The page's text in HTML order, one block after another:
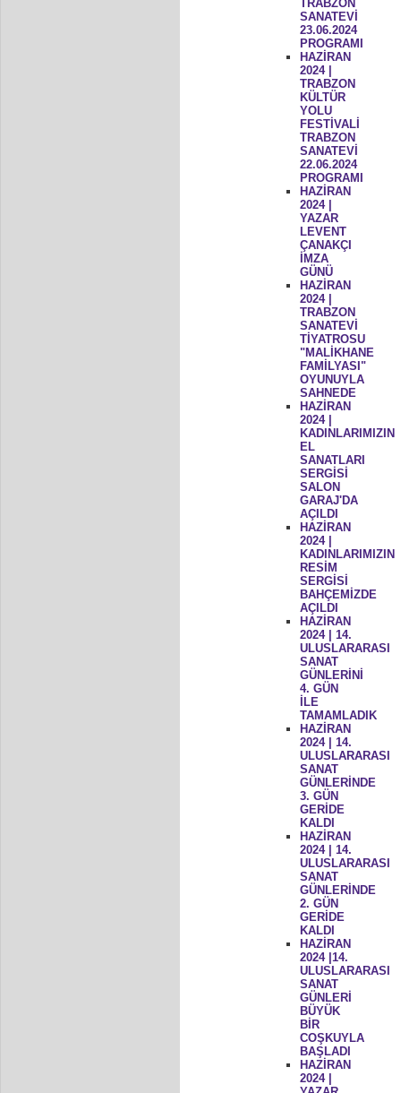
TRABZON
SANATEVİ
23.06.2024
PROGRAMI
HAZİRAN
2024 |
TRABZON
KÜLTÜR
YOLU
FESTİVALİ
TRABZON
SANATEVİ
22.06.2024
PROGRAMI
HAZİRAN
2024 |
YAZAR
LEVENT
ÇANAKÇI
İMZA
GÜNÜ
HAZİRAN
2024 |
TRABZON
SANATEVİ
TİYATROSU
"MALİKHANE
FAMİLYASI"
OYUNUYLA
SAHNEDE
HAZİRAN
2024 |
KADINLARIMIZIN
EL
SANATLARI
SERGİSİ
SALON
GARAJ'DA
AÇILDI
HAZİRAN
2024 |
KADINLARIMIZIN
RESİM
SERGİSİ
BAHÇEMİZDE
AÇILDI
HAZİRAN
2024 | 14.
ULUSLARARASI
SANAT
GÜNLERİNİ
4. GÜN
İLE
TAMAMLADIK
HAZİRAN
2024 | 14.
ULUSLARARASI
SANAT
GÜNLERİNDE
3. GÜN
GERİDE
KALDI
HAZİRAN
2024 | 14.
ULUSLARARASI
SANAT
GÜNLERİNDE
2. GÜN
GERİDE
KALDI
HAZİRAN
2024 |14.
ULUSLARARASI
SANAT
GÜNLERİ
BÜYÜK
BİR
COŞKUYLA
BAŞLADI
HAZİRAN
2024 |